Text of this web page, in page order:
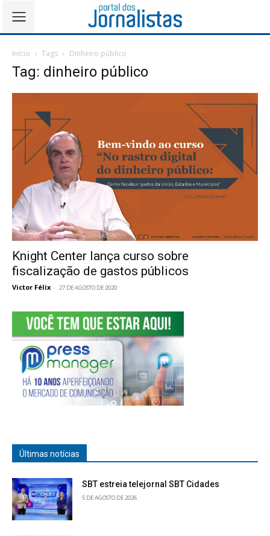
Início Tags Dinheiro público
Tag: dinheiro público
Knight Center lança curso sobre
fiscalização de gastos públicos
Victor Félix - 27 DE AGOSTO DE 2020
Últimas notícias
SBT estreia telejornal SBT Cidades
5 DE AGOSTO DE 2026